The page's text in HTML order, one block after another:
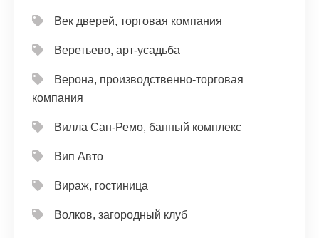
Век дверей, торговая компания
Веретьево, арт-усадьба
Верона, производственно-торговая
компания
Вилла Сан-Ремо, банный комплекс
Вип Авто
Вираж, гостиница
Волков, загородный клуб